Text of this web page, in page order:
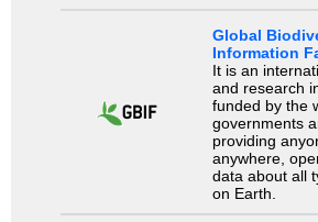
Global
Information
It is an
and research
funded by the
governments
providing
anywhere,
data about all
on Earth.